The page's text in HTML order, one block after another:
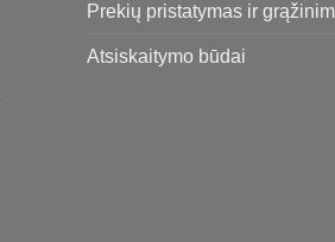
Prekių pristatymas ir
Atsiskaitymo būdai